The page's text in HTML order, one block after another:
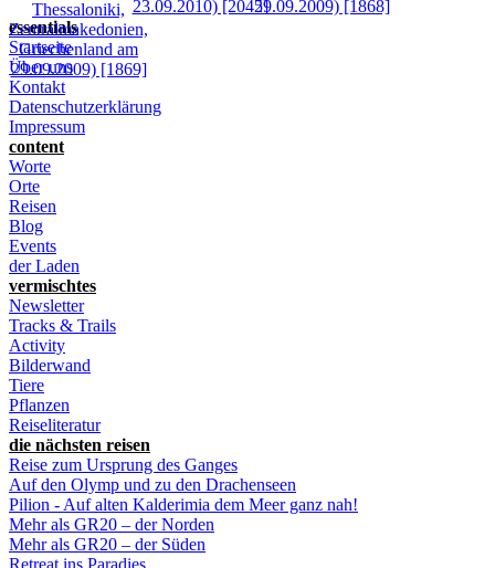
essentials
Startseite
Über uns
Kontakt
Datenschutzerklärung
Impressum
content
Worte
Orte
Reisen
Blog
Events
der Laden
vermischtes
Newsletter
Tracks & Trails
Activity
Bilderwand
Tiere
Pflanzen
Reiseliteratur
die nächsten reisen
Reise zum Ursprung des Ganges
Auf den Olymp und zu den Drachenseen
Pilion - Auf alten Kalderimia dem Meer ganz nah!
Mehr als GR20 – der Norden
Mehr als GR20 – der Süden
Retreat ins Paradies